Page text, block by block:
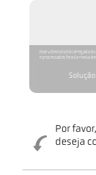
Este vídeo só será carregado
e processados fora da nossa
Por
deseja